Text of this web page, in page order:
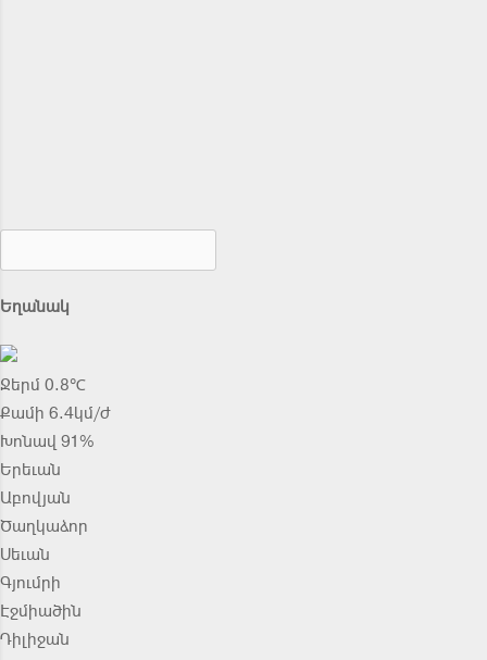
Եղանակ
Ջերմ 0.8℃
Քամի 6.4կմ/ժ
Խոնավ 91%
Երեւան
Աբովյան
Ծաղկաձոր
Սեւան
Գյումրի
Էջմիածին
Դիլիջան